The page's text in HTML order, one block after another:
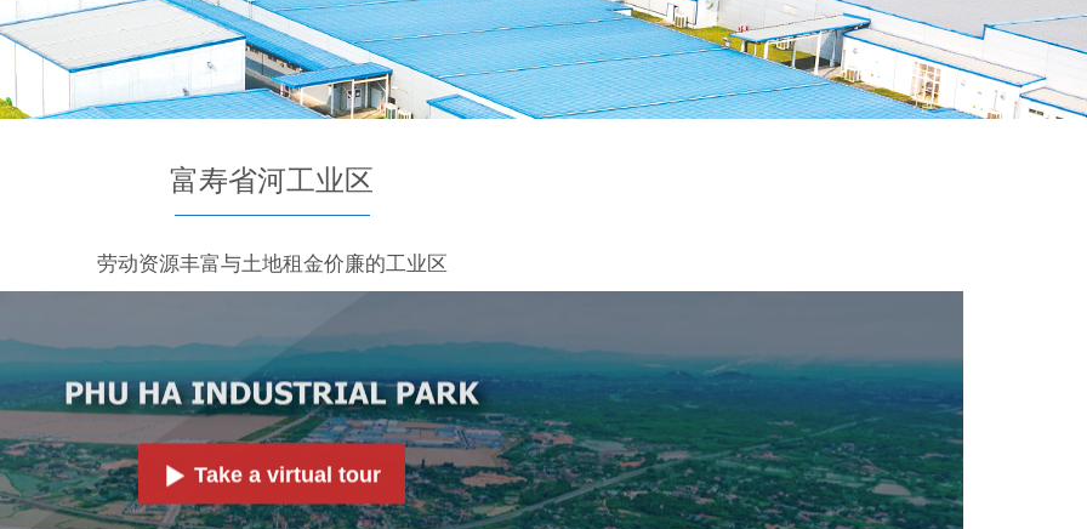
富寿省河工业区
劳动资源丰富与土地租金价廉的工业区
Take a virtual tour